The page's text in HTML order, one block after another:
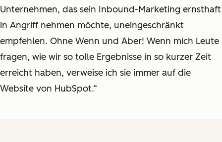
Unternehmen, das sein Inbound-Marketing ernsthaft
in Angriff nehmen möchte, uneingeschränkt
empfehlen. Ohne Wenn und Aber! Wenn mich Leute
fragen, wie wir so tolle Ergebnisse in so kurzer Zeit
erreicht haben, verweise ich sie immer auf die
Website von HubSpot.“